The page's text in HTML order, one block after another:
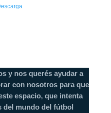
y nos querés ayudar a
con nosotros para que
espacio, que intenta
del mundo del fútbol